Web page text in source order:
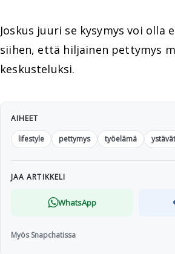
Joskus juuri se kysymys voi olla
siihen, että hiljainen pettymys
keskusteluksi.
AIHEET
lifestyle
pettymys työelämä ystävät
JAA ARTIKKELI
WhatsApp
Myös Snapchatissa